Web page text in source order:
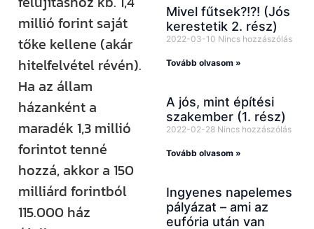
millió forint saját
tőke kellene (akár
hitelfelvétel révén).
Ha az állam
házanként a
maradék 1,3 millió
forintot tenné
hozzá, akkor a 150
milliárd forintból
115.000 ház
Mivel fűtsek?!?! (Jós
kerestetik 2. rész)
2022-03-10 Nincs hozzászólás
Tovább olvasom »
A jós, mint építési
szakember (1. rész)
2022-02-28 Nincs hozzászólás
Tovább olvasom »
Ingyenes napelemes
pályázat – ami az
eufória után van